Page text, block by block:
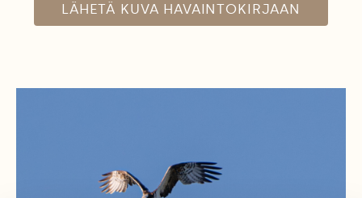
LÄHETÄ KUVA HAVAINTOKIRJAAN